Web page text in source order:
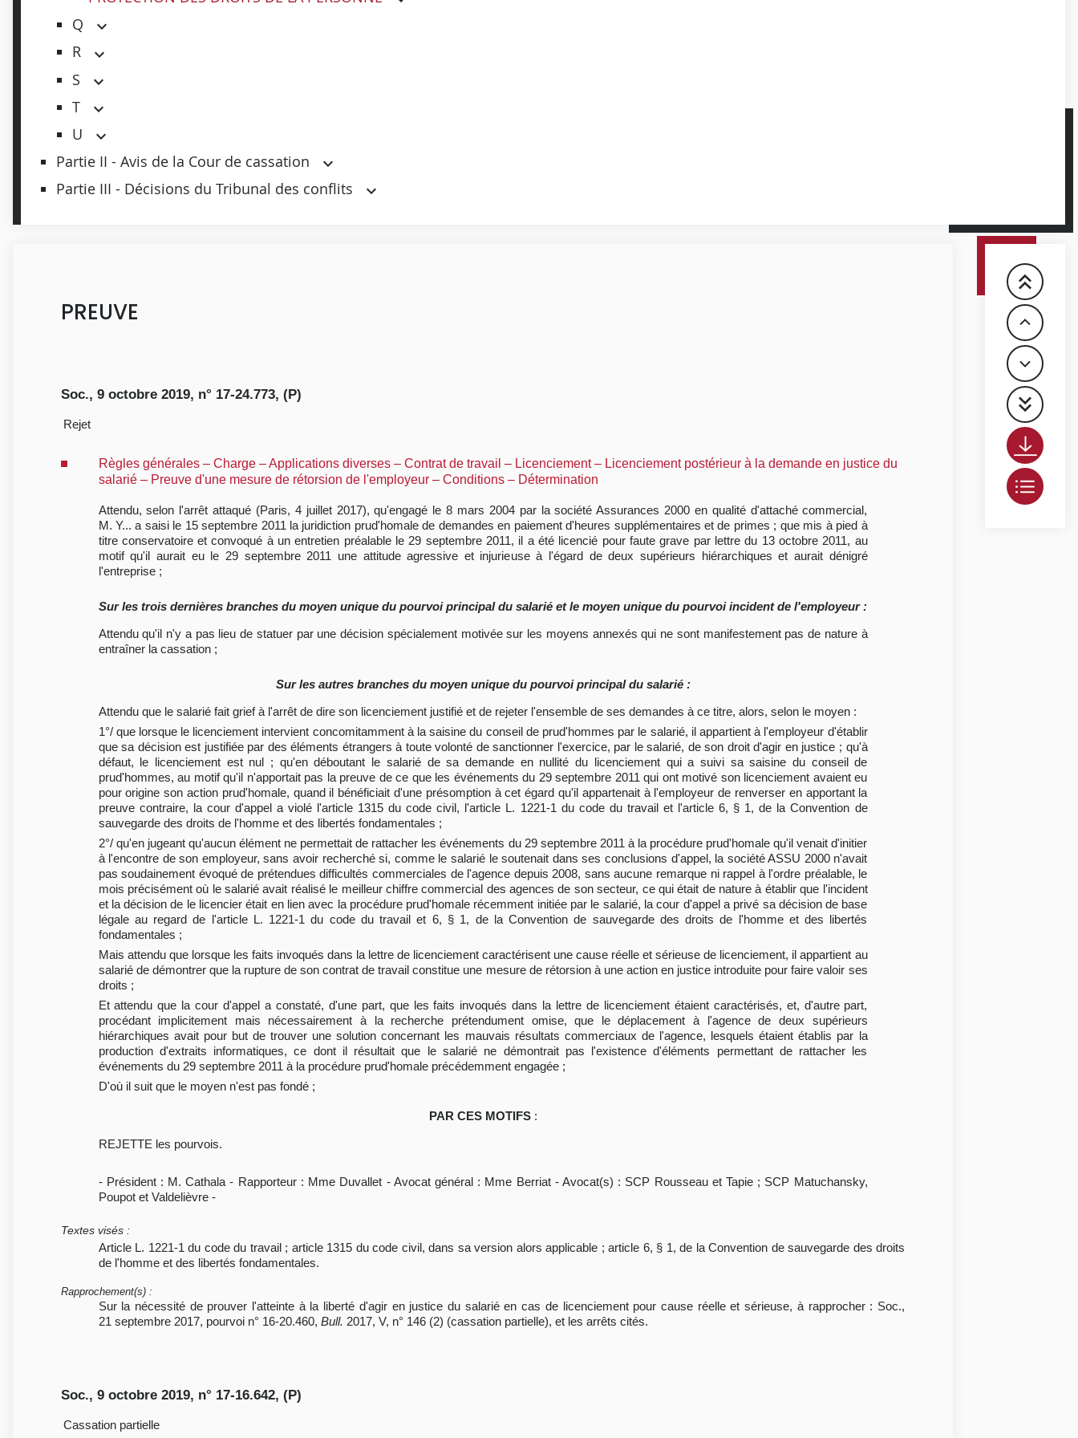
Q
R
S
T
U
Partie II - Avis de la Cour de cassation
Partie III - Décisions du Tribunal des conflits
PREUVE
Soc., 9 octobre 2019, n° 17-24.773, (P)
Rejet
Règles générales – Charge – Applications diverses – Contrat de travail – Licenciement – Licenciement postérieur à la demande en justice du
salarié – Preuve d'une mesure de rétorsion de l'employeur – Conditions – Détermination
Attendu, selon l'arrêt attaqué (Paris, 4 juillet 2017), qu'engagé le 8 mars 2004 par la société Assurances 2000 en qualité d'attaché commercial,
M. Y... a saisi le 15 septembre 2011 la juridiction prud'homale de demandes en paiement d'heures supplémentaires et de primes ; que mis à pied à
titre conservatoire et convoqué à un entretien préalable le 29 septembre 2011, il a été licencié pour faute grave par lettre du 13 octobre 2011, au
motif qu'il aurait eu le 29 septembre 2011 une attitude agressive et injurieuse à l'égard de deux supérieurs hiérarchiques et aurait dénigré
l'entreprise ;
Sur les trois dernières branches du moyen unique du pourvoi principal du salarié et le moyen unique du pourvoi incident de l'employeur :
Attendu qu'il n'y a pas lieu de statuer par une décision spécialement motivée sur les moyens annexés qui ne sont manifestement pas de nature à
entraîner la cassation ;
Sur les autres branches du moyen unique du pourvoi principal du salarié :
Attendu que le salarié fait grief à l'arrêt de dire son licenciement justifié et de rejeter l'ensemble de ses demandes à ce titre, alors, selon le moyen :
1°/ que lorsque le licenciement intervient concomitamment à la saisine du conseil de prud'hommes par le salarié, il appartient à l'employeur d'établir
que sa décision est justifiée par des éléments étrangers à toute volonté de sanctionner l'exercice, par le salarié, de son droit d'agir en justice ; qu'à
défaut, le licenciement est nul ; qu'en déboutant le salarié de sa demande en nullité du licenciement qui a suivi sa saisine du conseil de
prud'hommes, au motif qu'il n'apportait pas la preuve de ce que les événements du 29 septembre 2011 qui ont motivé son licenciement avaient eu
pour origine son action prud'homale, quand il bénéficiait d'une présomption à cet égard qu'il appartenait à l'employeur de renverser en apportant la
preuve contraire, la cour d'appel a violé l'article 1315 du code civil, l'article L. 1221-1 du code du travail et l'article 6, § 1, de la Convention de
sauvegarde des droits de l'homme et des libertés fondamentales ;
2°/ qu'en jugeant qu'aucun élément ne permettait de rattacher les événements du 29 septembre 2011 à la procédure prud'homale qu'il venait d'initier
à l'encontre de son employeur, sans avoir recherché si, comme le salarié le soutenait dans ses conclusions d'appel, la société ASSU 2000 n'avait
pas soudainement évoqué de prétendues difficultés commerciales de l'agence depuis 2008, sans aucune remarque ni rappel à l'ordre préalable, le
mois précisément où le salarié avait réalisé le meilleur chiffre commercial des agences de son secteur, ce qui était de nature à établir que l'incident
et la décision de le licencier était en lien avec la procédure prud'homale récemment initiée par le salarié, la cour d'appel a privé sa décision de base
légale au regard de l'article L. 1221-1 du code du travail et 6, § 1, de la Convention de sauvegarde des droits de l'homme et des libertés
fondamentales ;
Mais attendu que lorsque les faits invoqués dans la lettre de licenciement caractérisent une cause réelle et sérieuse de licenciement, il appartient au
salarié de démontrer que la rupture de son contrat de travail constitue une mesure de rétorsion à une action en justice introduite pour faire valoir ses
droits ;
Et attendu que la cour d'appel a constaté, d'une part, que les faits invoqués dans la lettre de licenciement étaient caractérisés, et, d'autre part,
procédant implicitement mais nécessairement à la recherche prétendument omise, que le déplacement à l'agence de deux supérieurs
hiérarchiques avait pour but de trouver une solution concernant les mauvais résultats commerciaux de l'agence, lesquels étaient établis par la
production d'extraits informatiques, ce dont il résultait que le salarié ne démontrait pas l'existence d'éléments permettant de rattacher les
événements du 29 septembre 2011 à la procédure prud'homale précédemment engagée ;
D'où il suit que le moyen n'est pas fondé ;
PAR CES MOTIFS:
REJETTE les pourvois.
- Président : M. Cathala - Rapporteur : Mme Duvallet - Avocat général : Mme Berriat - Avocat(s) : SCP Rousseau et Tapie ; SCP Matuchansky,
Poupot et Valdelièvre -
Textes visés :
Article L. 1221-1 du code du travail ; article 1315 du code civil, dans sa version alors applicable ; article 6, § 1, de la Convention de sauvegarde des droits
de l'homme et des libertés fondamentales.
Rapprochement(s) :
Sur la nécessité de prouver l'atteinte à la liberté d'agir en justice du salarié en cas de licenciement pour cause réelle et sérieuse, à rapprocher : Soc.,
21 septembre 2017, pourvoi n° 16-20.460, Bull. 2017, V, n° 146 (2) (cassation partielle), et les arrêts cités.
Soc., 9 octobre 2019, n° 17-16.642, (P)
Cassation partielle